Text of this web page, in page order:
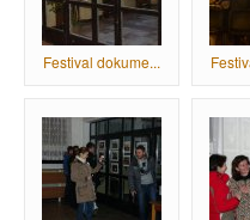
Festival dokume...